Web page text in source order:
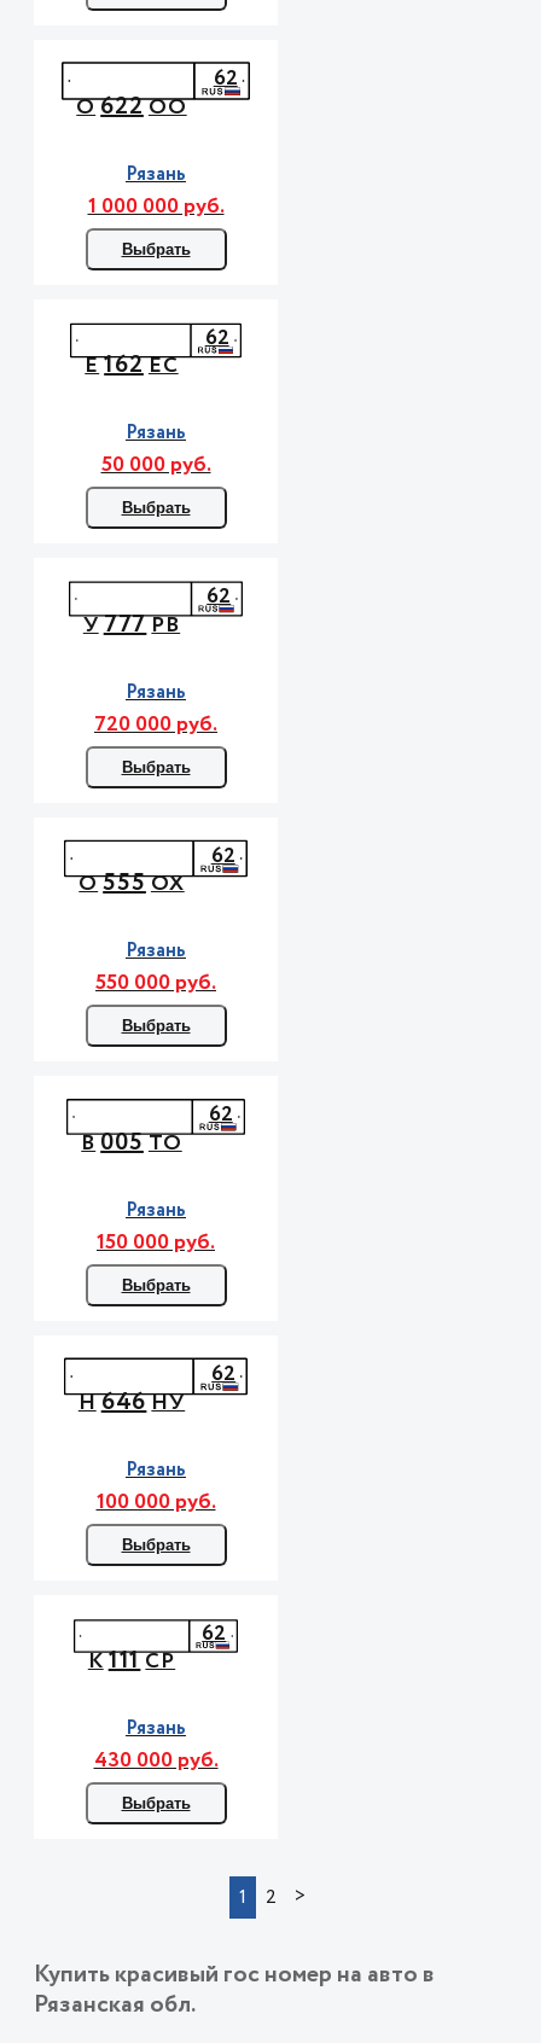
О622ОО
62
Рязань
1 000 000 руб.
Выбрать
Е162ЕС
62
Рязань
50 000 руб.
Выбрать
У777РВ
62
Рязань
720 000 руб.
Выбрать
О555ОХ
62
Рязань
550 000 руб.
Выбрать
В005ТО
62
Рязань
150 000 руб.
Выбрать
Н646НУ
62
Рязань
100 000 руб.
Выбрать
К111СР
62
Рязань
430 000 руб.
Выбрать
1 2 >
Купить красивый гос номер на авто в
Рязанская обл.